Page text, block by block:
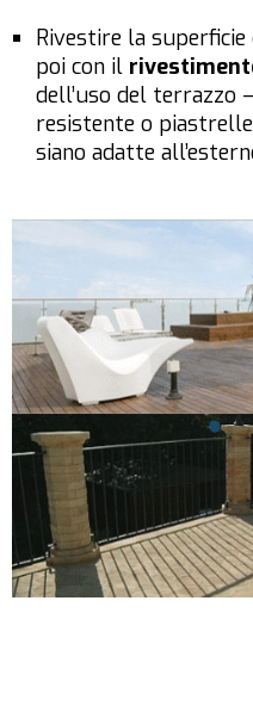
Rivestire la
poi con il
dell’uso del terrazzo
resistente o
siano adatte